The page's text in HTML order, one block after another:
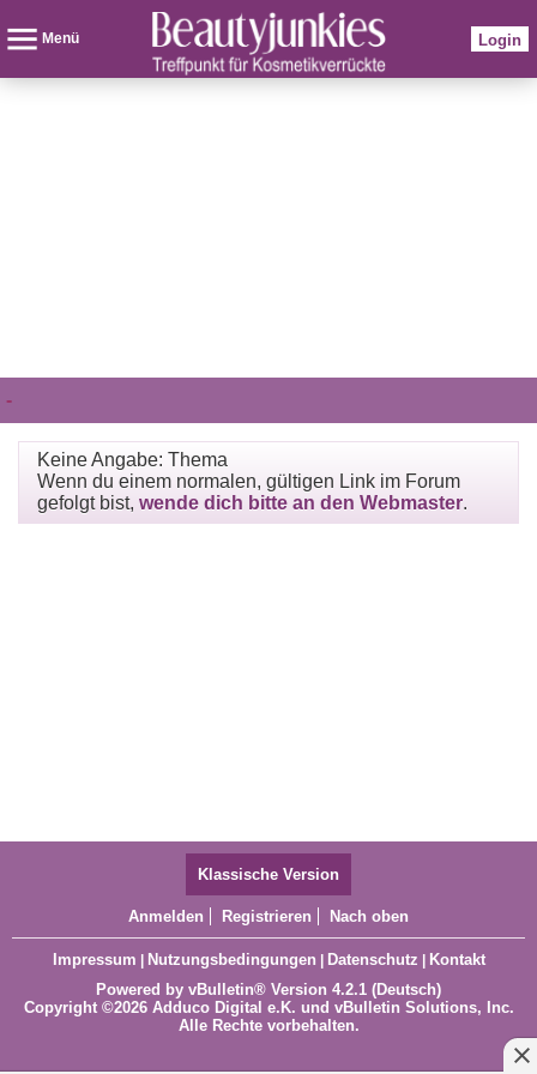
Menü Login
-
Keine Angabe: Thema
Wenn du einem normalen, gültigen Link im Forum
gefolgt bist, wende dich bitte an den Webmaster.
Klassische Version
Anmelden Registrieren Nach oben
Impressum | Nutzungsbedingungen | Datenschutz | Kontakt
Powered by vBulletin® Version 4.2.1 (Deutsch)
Copyright ©2026 Adduco Digital e.K. und vBulletin Solutions, Inc.
Alle Rechte vorbehalten.